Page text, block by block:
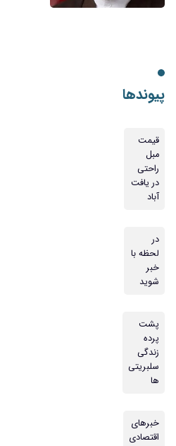
پیوندها
قیمت
مبل
راحتی
در یافت
آباد
در
لحظه با
خبر
شوید
پشت
پرده
زندگی
سلبریتی
ها
خبرهای
اقتصادی